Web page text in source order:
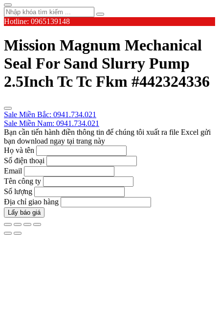
Hotline: 0965139148
Mission Magnum Mechanical
Seal For Sand Slurry Pump
2.5Inch Tc Tc Fkm #442324336
Sale Miền Bắc: 0941.734.021
Sale Miền Nam: 0941.734.021
Bạn cần tiến hành điền thông tin để chúng tôi xuất ra file Excel gửi
bạn download ngay tại trang này
Họ và tên
Số điện thoại
Email
Tên công ty
Số lượng
Địa chỉ giao hàng